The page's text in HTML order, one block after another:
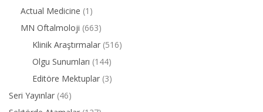
Actual Medicine (1)
MN Oftalmoloji (663)
Klinik Araştırmalar (516)
Olgu Sunumları (144)
Editöre Mektuplar (3)
Seri Yayınlar (46)